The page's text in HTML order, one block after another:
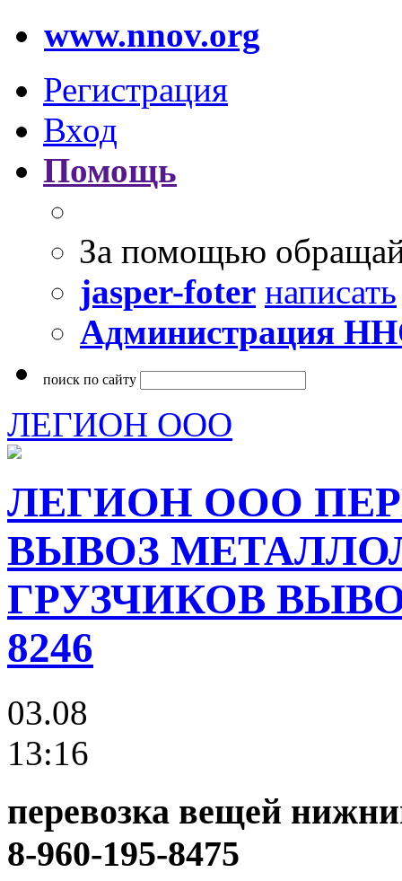
www.nnov.org
Регистрация
Вход
Помощь
За помощью
jasper-foter написать
Администрация
поиск по сайту
ЛЕГИОН ООО
ЛЕГИОН ООО
ВЫВОЗ
ГРУЗЧИКОВ
8246
03.08
13:16
перевозка вещей
8-960-195-8475